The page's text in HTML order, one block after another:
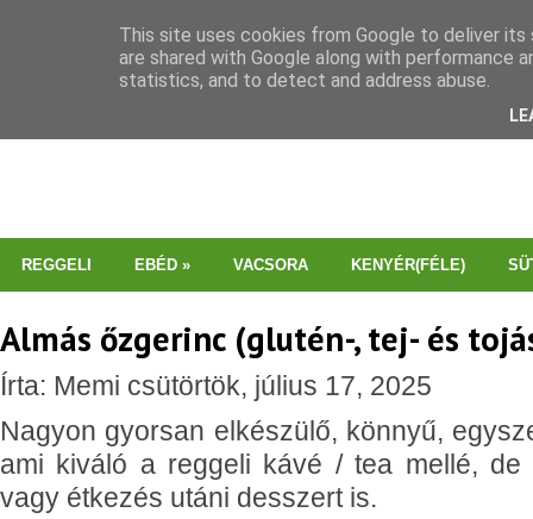
REGGELI EBÉD » VACSORA KENYÉR(FÉLE)
Almás őzgerinc (glutén-, tej- és
Írta: Memi csütörtök, július 17, 2025
Nagyon gyorsan elkészülő, könnyű,
ami kiváló a reggeli kávé / tea mellé, de
vagy étkezés utáni desszert is.
This site uses cookies from Google to deliver
are shared with Google along with performance
statistics, and to detect and address abuse.